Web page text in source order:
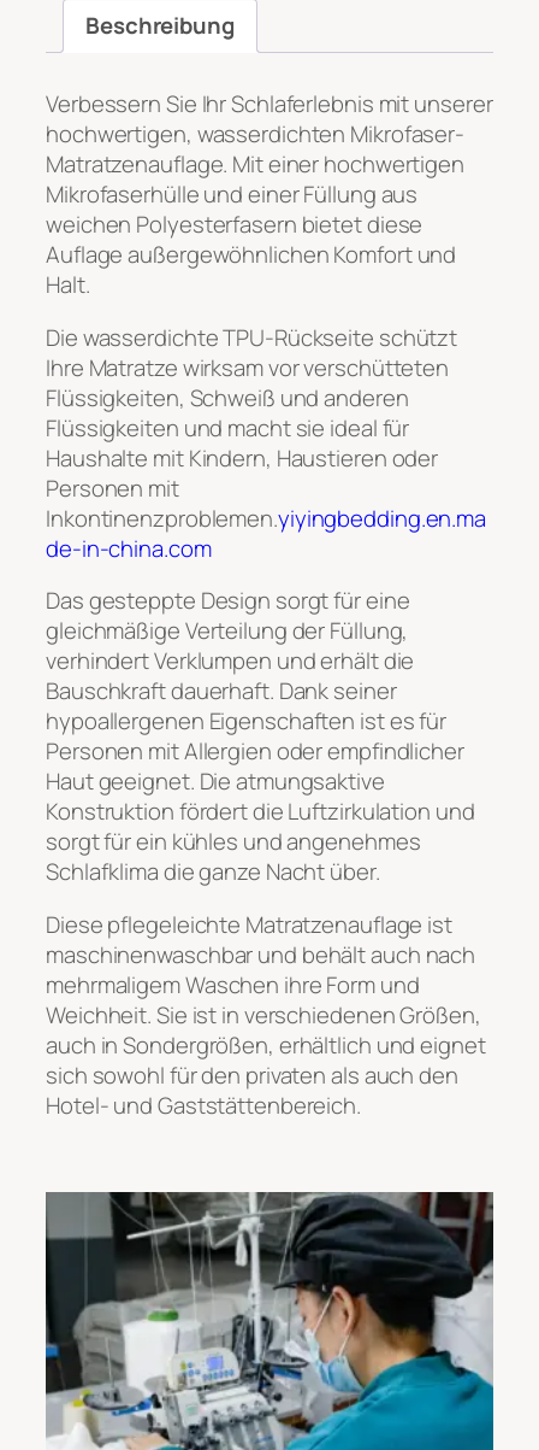
Beschreibung
Verbessern Sie Ihr Schlaferlebnis mit unserer
hochwertigen, wasserdichten Mikrofaser-
Matratzenauflage. Mit einer hochwertigen
Mikrofaserhülle und einer Füllung aus
weichen Polyesterfasern bietet diese
Auflage außergewöhnlichen Komfort und
Halt.
Die wasserdichte TPU-Rückseite schützt
Ihre Matratze wirksam vor verschütteten
Flüssigkeiten, Schweiß und anderen
Flüssigkeiten und macht sie ideal für
Haushalte mit Kindern, Haustieren oder
Personen mit
Inkontinenzproblemen.yiyingbedding.en.ma
de-in-china.com
Das gesteppte Design sorgt für eine
gleichmäßige Verteilung der Füllung,
verhindert Verklumpen und erhält die
Bauschkraft dauerhaft. Dank seiner
hypoallergenen Eigenschaften ist es für
Personen mit Allergien oder empfindlicher
Haut geeignet. Die atmungsaktive
Konstruktion fördert die Luftzirkulation und
sorgt für ein kühles und angenehmes
Schlafklima die ganze Nacht über.
Diese pflegeleichte Matratzenauflage ist
maschinenwaschbar und behält auch nach
mehrmaligem Waschen ihre Form und
Weichheit. Sie ist in verschiedenen Größen,
auch in Sondergrößen, erhältlich und eignet
sich sowohl für den privaten als auch den
Hotel- und Gaststättenbereich.